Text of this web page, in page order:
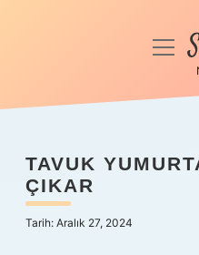
Anasayfa
Yasal Uyarı
Hakkımızda
TAVUK
ÇIKAR
Tarih: Aralık 27, 2024